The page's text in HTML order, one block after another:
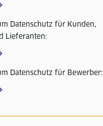
Datenschutz für Kunden,
Lieferanten:
Datenschutz für Bewerber: